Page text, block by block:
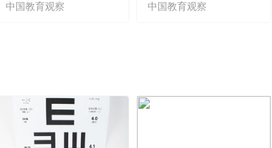
中国教育观察
中国教育观察